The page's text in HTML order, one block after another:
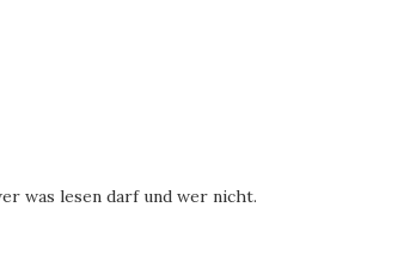
was lesen darf und wer nicht.